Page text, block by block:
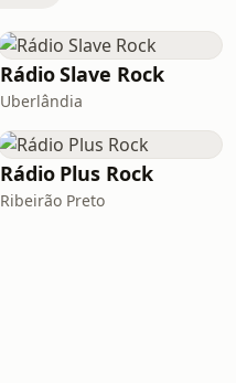
Rádio Slave Rock
Uberlândia
Rádio Plus Rock
Ribeirão Preto